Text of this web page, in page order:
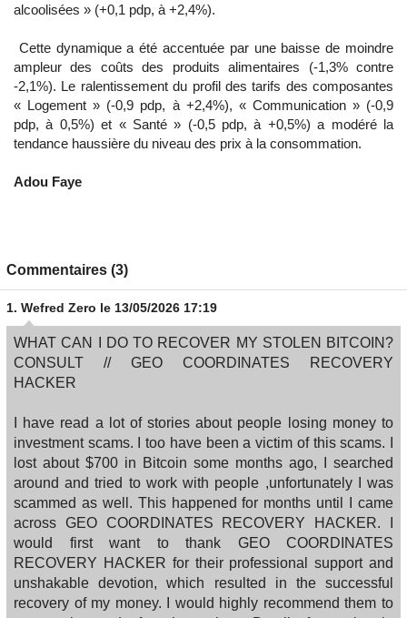
alcoolisées » (+0,1 pdp, à +2,4%).
Cette dynamique a été accentuée par une baisse de moindre
ampleur des coûts des produits alimentaires (-1,3% contre
-2,1%). Le ralentissement du profil des tarifs des composantes
« Logement » (-0,9 pdp, à +2,4%), « Communication » (-0,9
pdp, à 0,5%) et « Santé » (-0,5 pdp, à +0,5%) a modéré la
tendance haussière du niveau des prix à la consommation.
Adou Faye
Commentaires (3)
1. Wefred Zero le 13/05/2026 17:19
WHAT CAN I DO TO RECOVER MY STOLEN BITCOIN?
CONSULT // GEO COORDINATES RECOVERY
HACKER
I have read a lot of stories about people losing money to
investment scams. I too have been a victim of this scams. I
lost about $700 in Bitcoin some months ago, I searched
around and tried to work with people ,unfortunately I was
scammed as well. This happened for months until I came
across GEO COORDINATES RECOVERY HACKER. I
would first want to thank GEO COORDINATES
RECOVERY HACKER for their professional support and
unshakable devotion, which resulted in the successful
recovery of my money. I would highly recommend them to